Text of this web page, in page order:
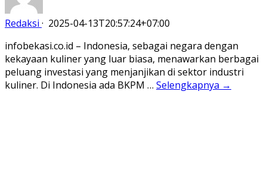
Redaksi · 2025-04-13T20:57:24+07:00
infobekasi.co.id – Indonesia, sebagai negara dengan
kekayaan kuliner yang luar biasa, menawarkan berbagai
peluang investasi yang menjanjikan di sektor industri
kuliner. Di Indonesia ada BKPM … Selengkapnya →